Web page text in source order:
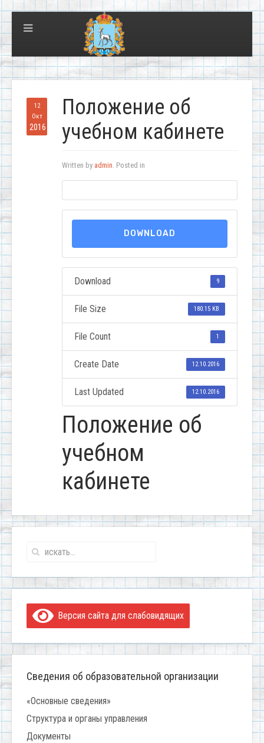
12
Окт
2016
Положение об
учебном кабинете
Written by admin. Posted in
DOWNLOAD
Download 9
File Size 180.15 KB
File Count 1
Create Date 12.10.2016
Last Updated 12.10.2016
Положение об
учебном
кабинете
Версия сайта для слабовидящих
Сведения об образовательной организации
«Основные сведения»
Структура и органы управления
Документы